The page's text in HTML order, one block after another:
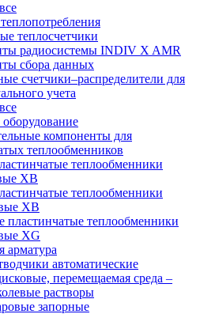
теплосчетчики
радиосистемы INDIV X AMR
сбора данных
счетчики–распределители для
учета
компоненты для
теплообменников
теплообменники
XB
теплообменники
ХВ
пластинчатые теплообменники
ХG
арматура
автоматические
перемещаемая среда –
растворы
запорные